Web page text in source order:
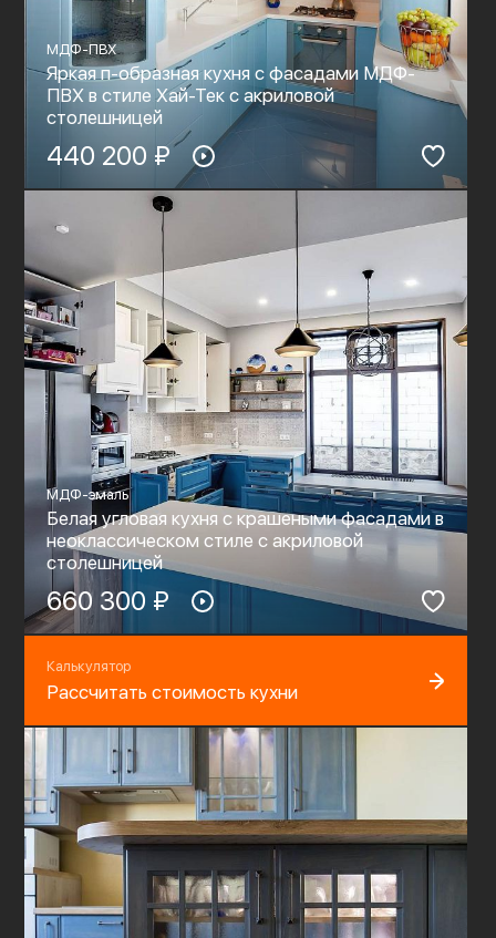
МДФ-ПВХ
Яркая п-образная кухня с фасадами МДФ-
ПВХ в стиле Хай-Тек c акриловой
столешницей
440 200 ₽
МДФ-эмаль
Белая угловая кухня с крашеными фасадами в
неоклассическом стиле c акриловой
столешницей
660 300 ₽
Калькулятор
Рассчитать стоимость кухни